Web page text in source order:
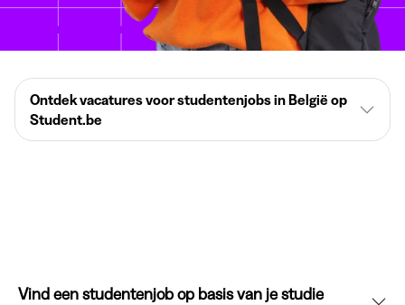
Ontdek vacatures voor studentenjobs in België op
Student.be
Vind een studentenjob op basis van je studie